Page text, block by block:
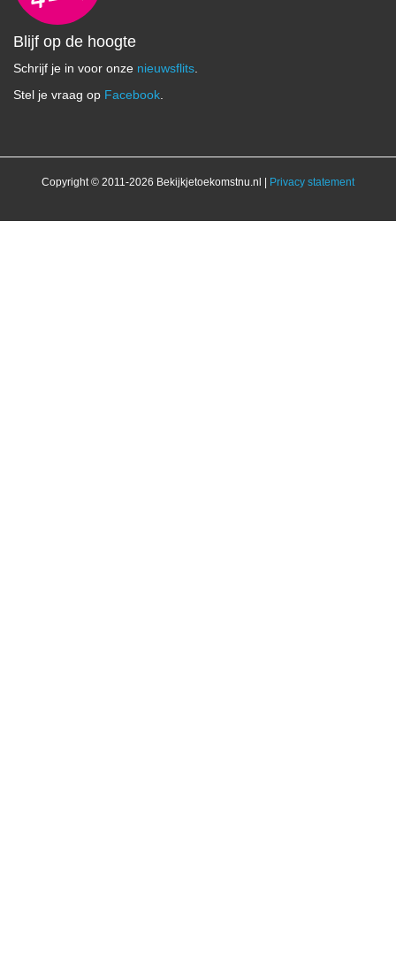
Blijf op de hoogte
Schrijf je in voor onze nieuwsflits
Stel je vraag op Facebook
Copyright © 2011-2026 Bekijkjetoekomstnu.nl | Privacy statement